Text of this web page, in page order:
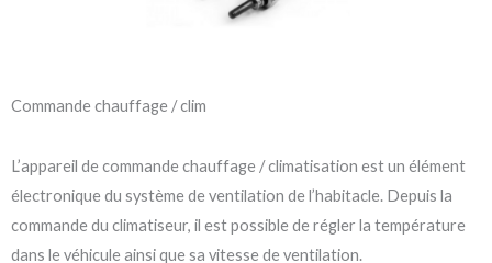
Commande chauffage / clim
L’appareil de commande chauffage / climatisation est un élément
électronique du système de ventilation de l’habitacle. Depuis la
commande du climatiseur, il est possible de régler la température
dans le véhicule ainsi que sa vitesse de ventilation.